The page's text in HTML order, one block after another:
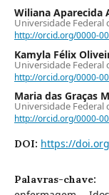
Wiliana Aparecida
Universidade Federal
http://orcid.org/0000-
Kamyla Félix
Universidade Federal
http://orcid.org/0000-
Maria das Graças
Universidade Federal
http://orcid.org/0000-
DOI: https://
Palavras-